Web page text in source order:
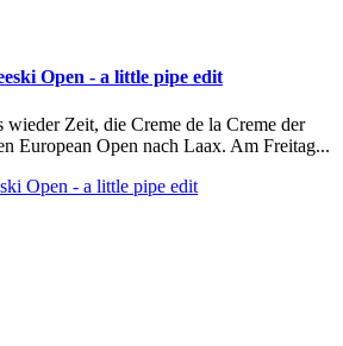
Open - a little pipe edit
wieder Zeit, die Creme de la Creme der
European Open nach Laax. Am Freitag...
Open - a little pipe edit